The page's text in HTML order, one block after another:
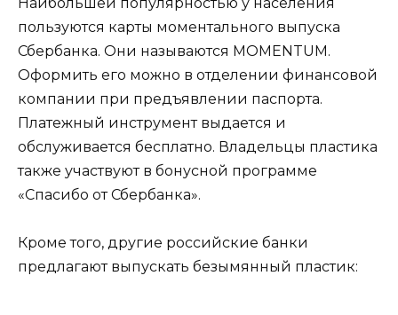
пользуются карты моментального выпуска
Сбербанка. Они называются MOMENTUM.
Оформить его можно в отделении финансовой
компании при предъявлении паспорта.
Платежный инструмент выдается и
обслуживается бесплатно. Владельцы пластика
также участвуют в бонусной программе
«Спасибо от Сбербанка».
Кроме того, другие российские банки
предлагают выпускать безымянный пластик: